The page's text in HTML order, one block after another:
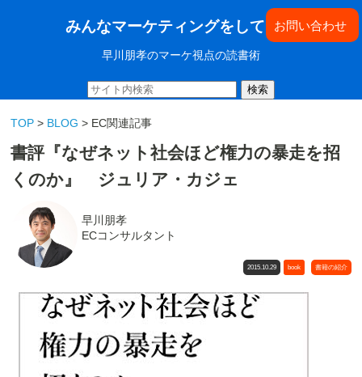
みんなマーケティングをしてきた
早川朋孝のマーケ視点の読書術
お問い合わせ
検索
TOP > BLOG > EC関連記事
書評『なぜネット社会ほど権力の暴走を招
くのか』 ジュリア・カジェ
早川朋孝
ECコンサルタント
2015.10.29 book 書籍の紹介